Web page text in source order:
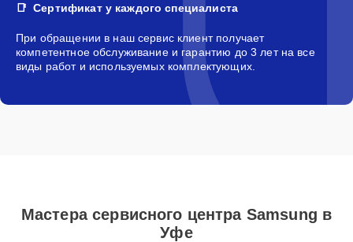
Сертификат у каждого специалиста
При обращении в наш сервис клиент получает
компетентное обслуживание и гарантию до 3 лет на все
виды работ и используемых комплектующих.
Мастера сервисного центра Samsung в
Уфе